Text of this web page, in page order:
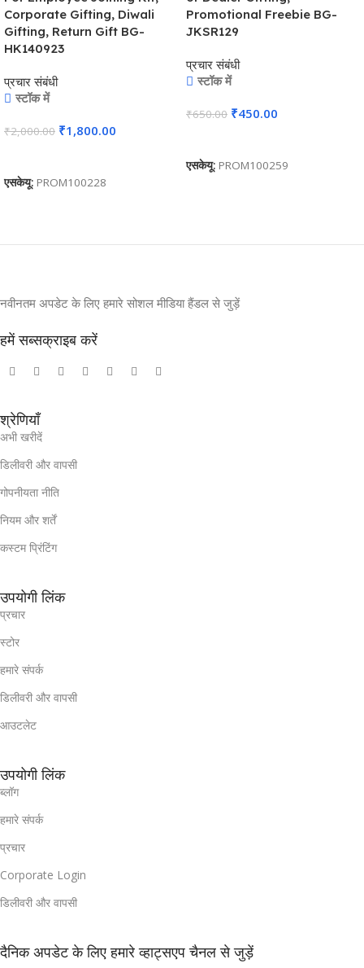
Corporate Gifting, Diwali
Gifting, Return Gift BG-
HK140923
प्रचार संबंधी
स्टॉक में
₹2,000.00 ₹1,800.00
एसकेयू: PROM100228
Promotional Freebie BG-
JKSR129
प्रचार संबंधी
स्टॉक में
₹650.00 ₹450.00
एसकेयू: PROM100259
नवीनतम अपडेट के लिए हमारे सोशल मीडिया हैंडल से जुड़ें
हमें सब्सक्राइब करें
श्रेणियाँ
अभी खरीदें
डिलीवरी और वापसी
गोपनीयता नीति
नियम और शर्तें
कस्टम प्रिंटिंग
उपयोगी लिंक
प्रचार
स्टोर
हमारे संपर्क
डिलीवरी और वापसी
आउटलेट
उपयोगी लिंक
ब्लॉग
हमारे संपर्क
प्रचार
Corporate Login
डिलीवरी और वापसी
दैनिक अपडेट के लिए हमारे व्हाट्सएप चैनल से जुड़ें